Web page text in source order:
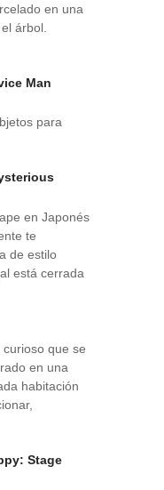
en una
árbol.
Man
para
en Japonés
te
de estilo
está cerrada
que se
en una
habitación
Stage